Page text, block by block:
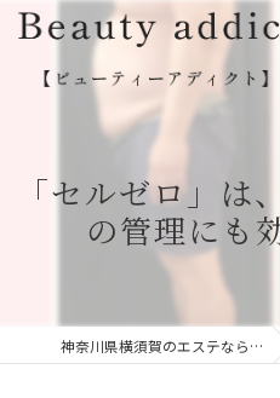
「セルゼロ」は
の管理にも
神奈川県横須賀のエステならBeauty addict【ビューティーアディクト】